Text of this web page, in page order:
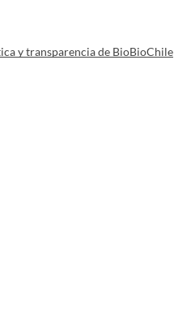
y transparencia de BioBioChile